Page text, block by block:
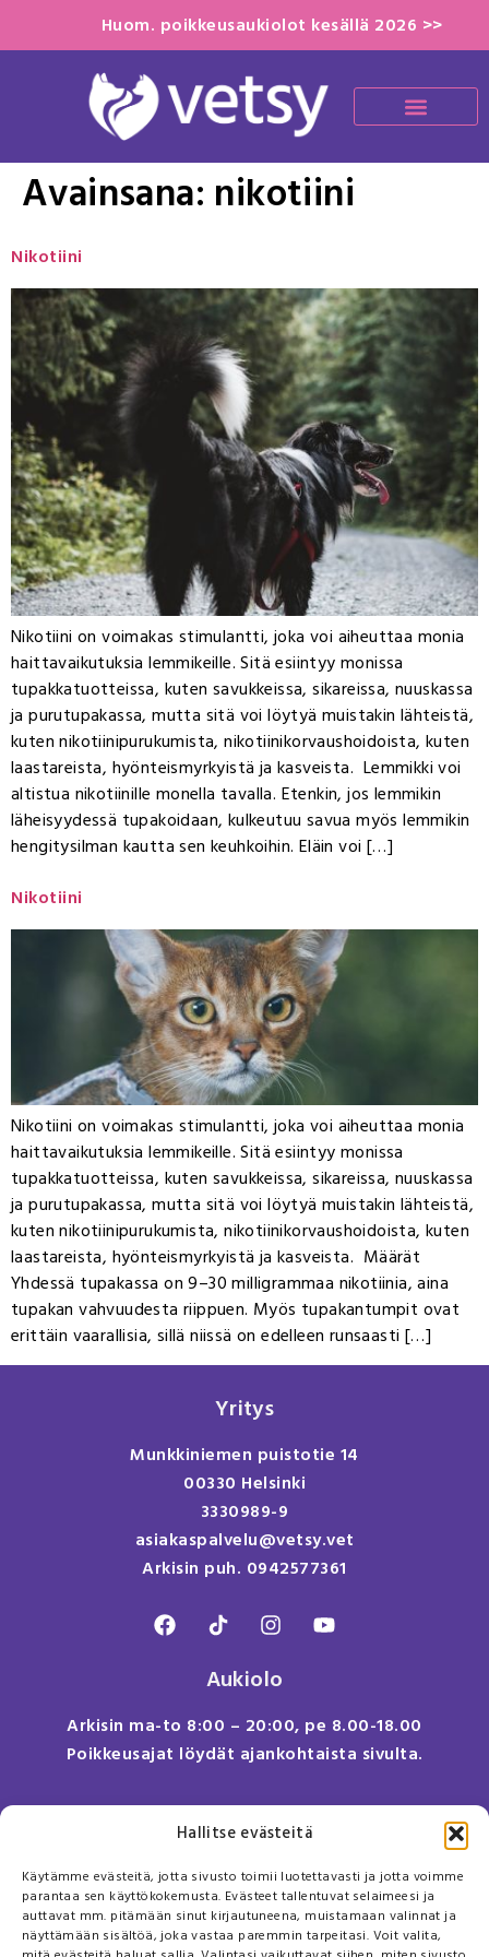
Hallitse evästeitä
Käytämme evästeitä, jotta sivusto toimii luotettavasti ja jotta voimme
parantaa sen käyttökokemusta. Evästeet tallentuvat selaimeesi ja
auttavat mm. pitämään sinut kirjautuneena, muistamaan valinnat ja
näyttämään sisältöä, joka vastaa paremmin tarpeitasi. Voit valita,
Huom. poikkeusaukiolot kesällä 2026 >>
Avainsana: nikotiini
Nikotiini
Nikotiini on voimakas stimulantti, joka voi aiheuttaa monia
haittavaikutuksia lemmikeille. Sitä esiintyy monissa
tupakkatuotteissa, kuten savukkeissa, sikareissa, nuuskassa
ja purutupakassa, mutta sitä voi löytyä muistakin lähteistä,
kuten nikotiinipurukumista, nikotiinikorvaushoidoista, kuten
laastareista, hyönteismyrkyistä ja kasveista. Lemmikki voi
altistua nikotiinille monella tavalla. Etenkin, jos lemmikin
läheisyydessä tupakoidaan, kulkeutuu savua myös lemmikin
hengitysilman kautta sen keuhkoihin. Eläin voi […]
Nikotiini
Nikotiini on voimakas stimulantti, joka voi aiheuttaa monia
haittavaikutuksia lemmikeille. Sitä esiintyy monissa
tupakkatuotteissa, kuten savukkeissa, sikareissa, nuuskassa
ja purutupakassa, mutta sitä voi löytyä muistakin lähteistä,
kuten nikotiinipurukumista, nikotiinikorvaushoidoista, kuten
laastareista, hyönteismyrkyistä ja kasveista. Määrät
Yhdessä tupakassa on 9–30 milligrammaa nikotiinia, aina
tupakan vahvuudesta riippuen. Myös tupakantumpit ovat
erittäin vaarallisia, sillä niissä on edelleen runsaasti […]
Yritys
Munkkiniemen puistotie 14
00330 Helsinki
3330989-9
asiakaspalvelu@vetsy.vet
Arkisin puh. 0942577361
Aukiolo
Arkisin ma-to 8:00 – 20:00, pe 8.00-18.00
Poikkeusajat löydät ajankohtaista sivulta.
Anna meille palautetta
Sivusto
Usein kysyttyä